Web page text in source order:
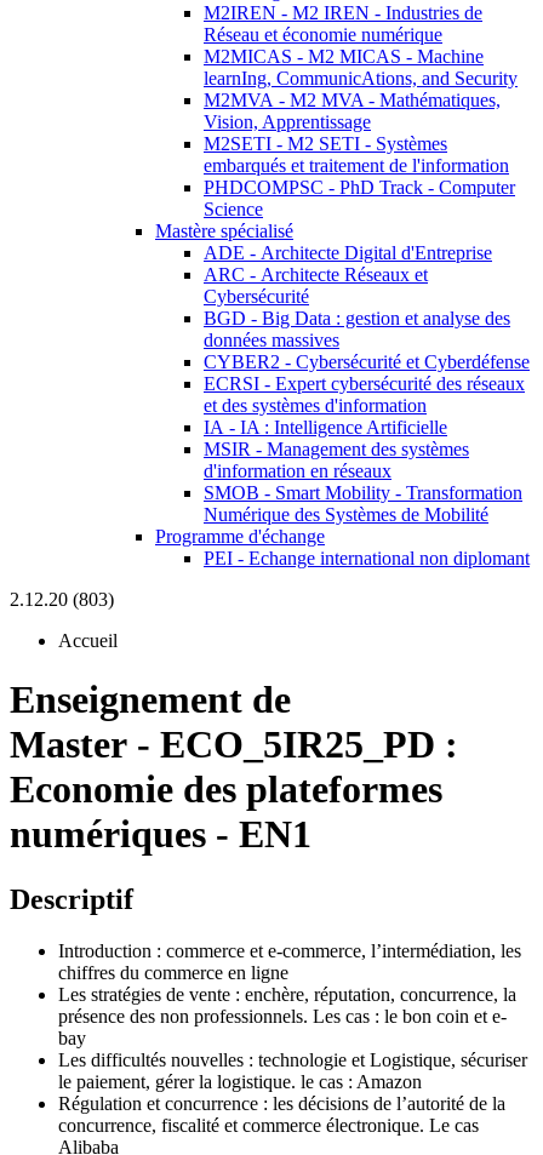
M2IREN - M2 IREN - Industries de
Réseau et économie numérique
M2MICAS - M2 MICAS - Machine
learnIng, CommunicAtions, and Security
M2MVA - M2 MVA - Mathématiques,
Vision, Apprentissage
M2SETI - M2 SETI - Systèmes
embarqués et traitement de l'information
PHDCOMPSC - PhD Track - Computer
Science
Mastère spécialisé
ADE - Architecte Digital d'Entreprise
ARC - Architecte Réseaux et
Cybersécurité
BGD - Big Data : gestion et analyse des
données massives
CYBER2 - Cybersécurité et Cyberdéfense
ECRSI - Expert cybersécurité des réseaux
et des systèmes d'information
IA - IA : Intelligence Artificielle
MSIR - Management des systèmes
d'information en réseaux
SMOB - Smart Mobility - Transformation
Numérique des Systèmes de Mobilité
Programme d'échange
PEI - Echange international non diplomant
2.12.20 (803)
Accueil
Enseignement de
Master - ECO_5IR25_PD :
Economie des plateformes
numériques - EN1
Descriptif
Introduction : commerce et e-commerce, l’intermédiation, les
chiffres du commerce en ligne
Les stratégies de vente : enchère, réputation, concurrence, la
présence des non professionnels. Les cas : le bon coin et e-
bay
Les difficultés nouvelles : technologie et Logistique, sécuriser
le paiement, gérer la logistique. le cas : Amazon
Régulation et concurrence : les décisions de l’autorité de la
concurrence, fiscalité et commerce électronique. Le cas
Alibaba